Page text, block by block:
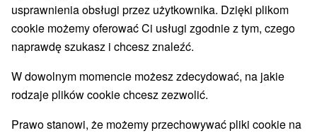
Wybierz lokalizację lub datę
Najlepiej sprzedające
usprawnienia obsługi przez użytkownika. Dzięki plikom
cookie możemy oferować Ci usługi zgodnie z tym, czego
naprawdę szukasz i chcesz znaleźć.
W dowolnym momencie możesz zdecydować, na jakie
rodzaje plików cookie chcesz zezwolić.
Prawo stanowi, że możemy przechowywać pliki cookie na